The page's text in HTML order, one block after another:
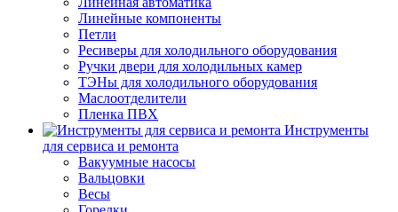
Линейные компоненты
Петли
Ресиверы для холодильного оборудования
Ручки двери для холодильных камер
ТЭНы для холодильного оборудования
Маслоотделители
Пленка ПВХ
Инструменты
для сервиса и ремонта
Вакуумные насосы
Вальцовки
Весы